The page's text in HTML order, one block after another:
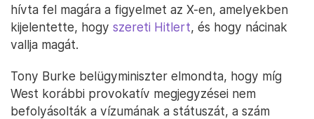
hívta fel magára a figyelmet az X-en, amelyekben
kijelentette, hogy szereti Hitlert, és hogy nácinak
vallja magát.
Tony Burke belügyminiszter elmondta, hogy míg
West korábbi provokatív megjegyzései nem
befolyásolták a vízumának a státuszát, a szám